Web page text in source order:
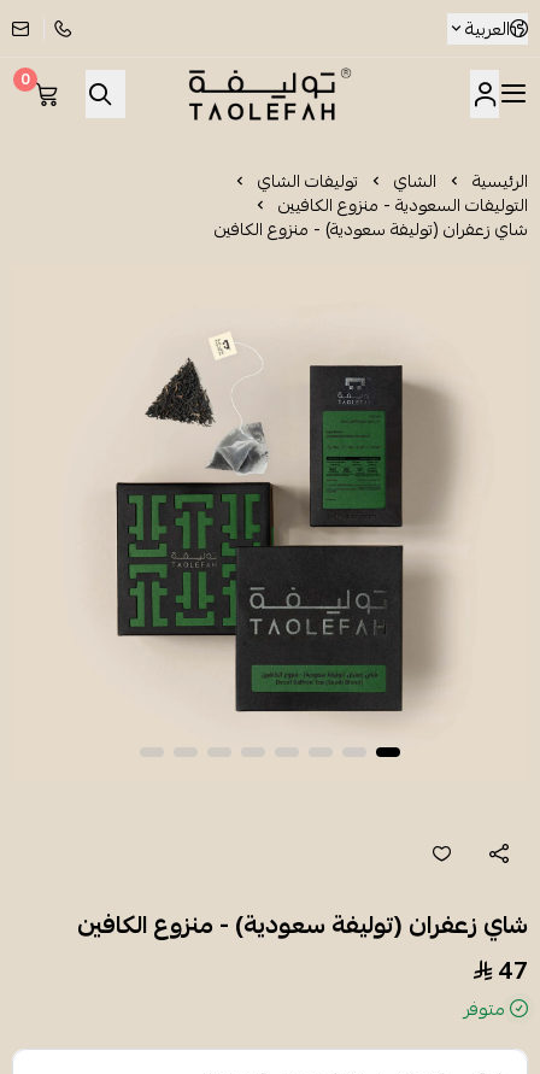
العربية
شاي توليفة
0
الرئيسية الشاي توليفات الشاي
التوليفات السعودية - منزوع الكافيين
شاي زعفران (توليفة سعودية) - منزوع الكافين
شاي زعفران (توليفة سعودية) - منزوع الكافين
47
متوفر